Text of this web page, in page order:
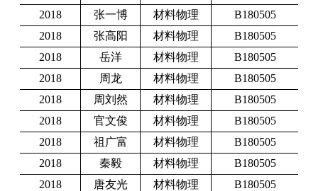
2018
张一博 材料物理
B180505
2018
张高阳 材料物理
B180505
2018
岳洋 材料物理
B180505
2018
周龙 材料物理
B180505
2018
周刘然 材料物理
B180505
2018
官文俊 材料物理
B180505
2018
祖广富 材料物理
B180505
2018
秦毅 材料物理
B180505
2018
唐友光 材料物理
B180505